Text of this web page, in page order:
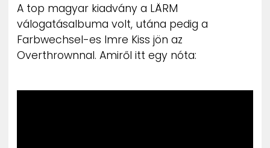
A top magyar kiadvány a LÄRM
válogatásalbuma volt, utána pedig a
Farbwechsel-es Imre Kiss jön az
Overthrownnal. Amiről itt egy nóta: